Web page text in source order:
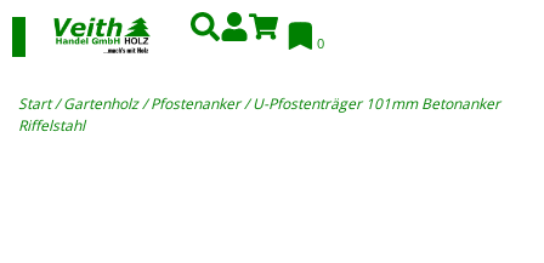
0
Start/Gartenholz/Pfostenanker/ U-Pfostenträger 101mm Betonanker
Riffelstahl